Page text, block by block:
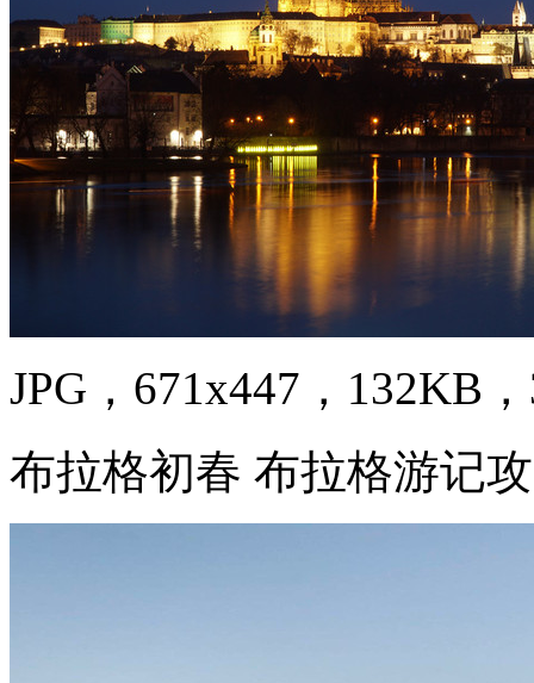
JPG，671x447，132KB
布拉格初春 布拉格游记